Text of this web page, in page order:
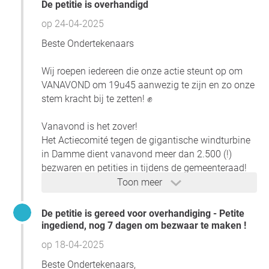
Vraag voor de initiatiefnemer
De petitie is overhandigd
op 24-04-2025
Toon meer
Beste Ondertekenaars
Wij roepen iedereen die onze actie steunt op om
VANAVOND om 19u45 aanwezig te zijn en zo onze
stem kracht bij te zetten! ✊
Vanavond is het zover!
Het Actiecomité tegen de gigantische windturbine
in Damme dient vanavond meer dan 2.500 (!)
bezwaren en petities in tijdens de gemeenteraad!
3.000 !!!
📍 Waar? Stadhuis Markt Damme centrum
De petitie is gereed voor overhandiging - Petite
ingediend, nog 7 dagen om bezwaar te maken !
op 18-04-2025
Beste Ondertekenaars,